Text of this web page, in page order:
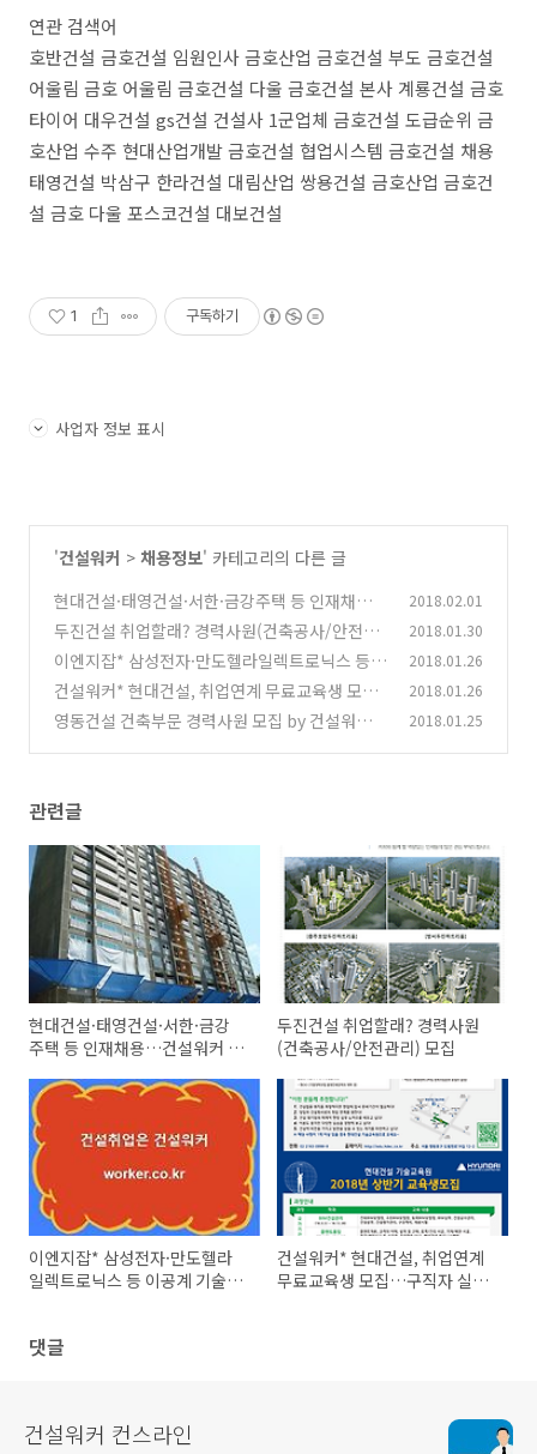
연관 검색어
호반건설 금호건설 임원인사 금호산업 금호건설 부도 금호건설
어울림 금호 어울림 금호건설 다울 금호건설 본사 계룡건설 금호
타이어 대우건설 gs건설 건설사 1군업체 금호건설 도급순위 금
호산업 수주 현대산업개발 금호건설 협업시스템 금호건설 채용
태영건설 박삼구 한라건설 대림산업 쌍용건설 금호산업 금호건
설 금호 다울 포스코건설 대보건설
1 구독하기
사업자 정보 표시
'건설워커 > 채용정보' 카테고리의 다른 글
현대건설·태영건설·서한·금강주택 등 인재채
용…건설워커 2월 알짜구인 (0)
2018.02.01
두진건설 취업할래? 경력사원(건축공사/안전관
리) 모집 (0)
2018.01.30
이엔지잡* 삼성전자·만도헬라일렉트로닉스 등
이공계 기술인력 채용 (0)
2018.01.26
건설워커* 현대건설, 취업연계 무료교육생 모
집…구직자 실무경험 기회제공 (0)
2018.01.26
영동건설 건축부문 경력사원 모집 by 건설워커
2018.01.25
관련글
현대건설·태영건설·서한·금강
주택 등 인재채용…건설워커 2
두진건설 취업할래? 경력사원
(건축공사/안전관리) 모집
이엔지잡* 삼성전자·만도헬라
일렉트로닉스 등 이공계 기술인
건설워커* 현대건설, 취업연계
무료교육생 모집…구직자 실무
댓글
건설워커 컨스라인